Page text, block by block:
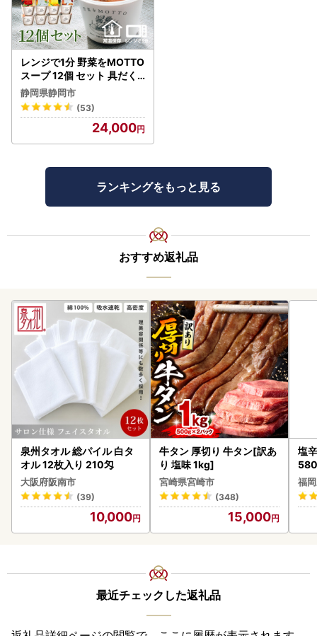
レンジで1分 野菜をMOTTO
スープ 12個 セット 具だく
さんスープ 朝食 惣菜 国産
野菜 常温保存
静岡県静岡市
(53)
24,000
ランキングをもっと見る
おすすめ返礼品
泉州タオル 総パイル 白タ
オル 12枚入り 210匁
大阪府阪南市
(39)
10,000
牛タン 厚切り 牛タン[訳あ
り 塩味 1kg]
宮崎県宮崎市
(348)
15,000
塩
福
最近チェックした返礼品